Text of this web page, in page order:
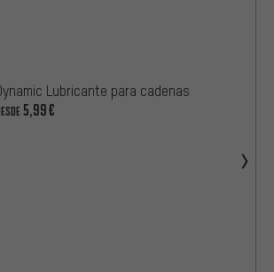
Lubricante para cadenas
5,99€